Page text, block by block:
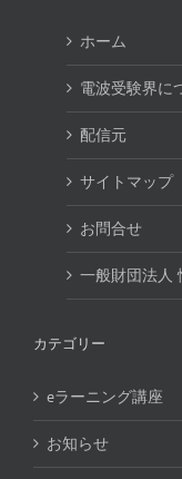
ホーム
電波受験界に
配信元
サイトマップ
お問合せ
一般財団法人
カテゴリー
eラーニング講座
お知らせ